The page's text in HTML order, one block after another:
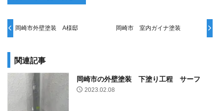
岡崎市外壁塗装 A様邸 岡崎市 室内ガイナ塗装
関連記事
岡崎市の外壁塗装 下塗り工程 サーフ
2023.02.08